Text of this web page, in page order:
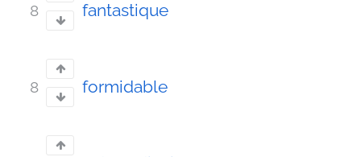
8 fantastique
8 formidable